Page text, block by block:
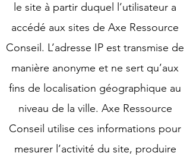
le site à partir duquel l’utilisateur a
accédé aux sites de Axe Ressource
Conseil. L’adresse IP est transmise de
manière anonyme et ne sert qu’aux
fins de localisation géographique au
niveau de la ville. Axe Ressource
Conseil utilise ces informations pour
mesurer l’activité du site, produire